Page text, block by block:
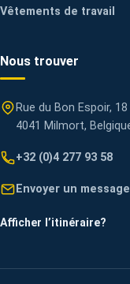
Vêtements de travail
Nous trouver
Rue du Bon Espoir, 18
4041 Milmort,
+32 (0)4 277 93 58
Envoyer un message
Afficher l’itinéraire?